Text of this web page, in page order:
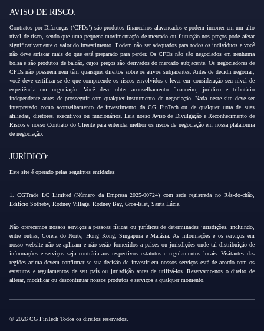
AVISO DE RISCO:
Contratos por Diferenças (‘CFDs’) são produtos financeiros alavancados e podem incorrer em um alto
nível de risco, sendo que uma pequena movimentação de mercado ou flutuação nos preços pode afetar
significativamente o valor do investimento. Podem não ser adequados para todos os indivíduos e você
não deve arriscar mais do que está preparado para perder. Os CFDs não são negociados em nenhuma
bolsa e são produtos de balcão, cujos preços são derivados do mercado subjacente. Os negociadores de
CFDs não possuem nem têm quaisquer direitos sobre os ativos subjacentes. Antes de decidir negociar,
você deve certificar-se de que compreende os riscos envolvidos e levar em consideração seu nível de
experiência em negociação. Você deve obter aconselhamento financeiro, jurídico e tributário
independente antes de prosseguir com qualquer instrumento de negociação. Nada neste site deve ser
interpretado como aconselhamento de investimento da CG FinTech ou de qualquer uma de suas
afiliadas, diretores, executivos ou funcionários. Leia nosso Aviso de Divulgação e Reconhecimento de
Riscos e nosso Contrato do Cliente para entender melhor os riscos de negociação em nossa plataforma
de negociação.
JURÍDICO:
Este site é operado pelas seguintes entidades:
1. CGTrade LC Limited (Número da Empresa 2025-00724) com sede registrada no Rés-do-chão,
Edifício Sotheby, Rodney Village, Rodney Bay, Gros-Islet, Santa Lúcia.
Não oferecemos nossos serviços a pessoas físicas ou jurídicas de determinadas jurisdições, incluindo,
entre outras, Coreia do Norte, Hong Kong, Singapura e Malásia. As informações e os serviços em
nosso website não se aplicam e não serão fornecidos a países ou jurisdições onde tal distribuição de
informações e serviços seja contrária aos respectivos estatutos e regulamentos locais. Visitantes das
regiões acima devem confirmar se sua decisão de investir em nossos serviços está de acordo com os
estatutos e regulamentos de seu país ou jurisdição antes de utilizá-los. Reservamo-nos o direito de
alterar, modificar ou descontinuar nossos produtos e serviços a qualquer momento.
© 2026 CG FinTech Todos os direitos reservados.